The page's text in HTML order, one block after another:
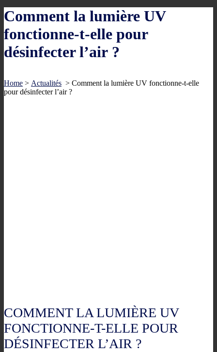
Comment la lumière UV
fonctionne-t-elle pour
désinfecter l’air ?
Home > Actualités > Comment la lumière UV fonctionne-t-elle
pour désinfecter l’air ?
COMMENT LA LUMIÈRE UV
FONCTIONNE-T-ELLE POUR
DÉSINFECTER L’AIR ?